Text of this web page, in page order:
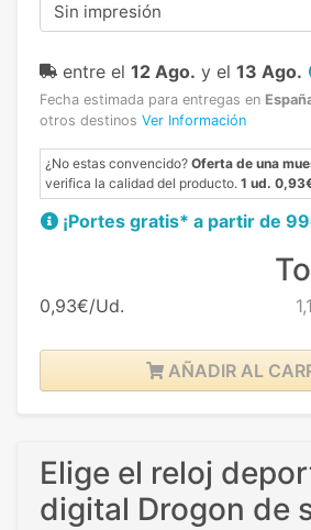
Sin impresión
entre el 12 Ago. y el 13 Ago.
Fecha estimada para entregas en
otros destinos Ver Información
¿No estas convencido? Oferta de una
verifica la calidad del producto. 1 ud.
¡Portes gratis* a partir de
0,93€/Ud.
AÑADIR AL
Elige el reloj
digital Drogon de